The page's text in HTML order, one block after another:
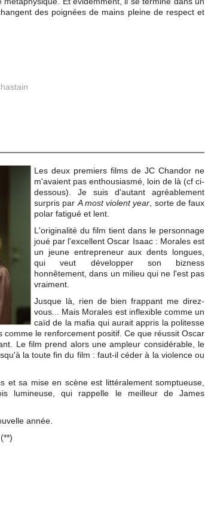
des poignées de mains pleine de respect et
Les deux premiers films de JC Chandor ne
m'avaient pas enthousiasmé, loin de là (cf ci-
dessous). Je suis d'autant agréablement
surpris par A most violent year , sorte de faux
polar fatigué et lent.
L'originalité du film tient dans le personnage
joué par l'excellent Oscar Isaac : Morales est
un jeune entrepreneur aux dents longues,
qui veut développer son bizness
honnêtement, dans un milieu qui ne l'est pas
vraiment.
Jusque là, rien de bien frappant me direz-
vous... Mais Morales est inflexible comme un
caïd de la mafia qui aurait appris la politesse
le renforcement positif. Ce que réussit Oscar
Le film prend alors une ampleur considérable, le
la toute fin du film : faut-il céder à la violence ou
et sa mise en scène est littéralement somptueuse,
lumineuse, qui rappelle le meilleur de James
année.
(**)